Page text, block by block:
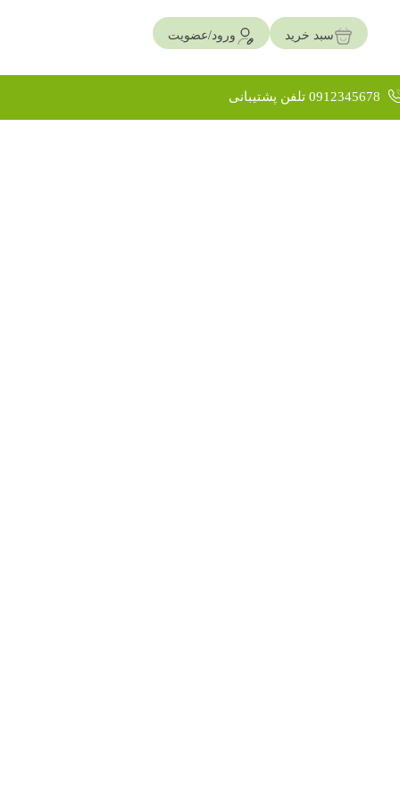
سبد خرید ورود/عضویت
0912345678 تلفن پشتیبانی